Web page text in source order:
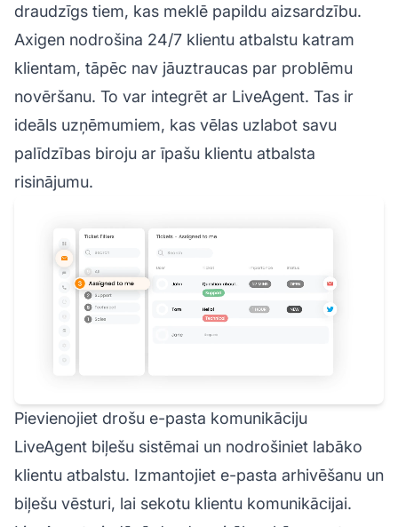
draudzīgs tiem, kas meklē papildu aizsardzību.
Axigen nodrošina 24/7 klientu atbalstu katram
klientam, tāpēc nav jāuztraucas par problēmu
novēršanu. To var integrēt ar LiveAgent. Tas ir
ideāls uzņēmumiem, kas vēlas uzlabot savu
palīdzības biroju ar īpašu klientu atbalsta
risinājumu.
Pievienojiet drošu e-pasta komunikāciju
LiveAgent biļešu sistēmai un nodrošiniet labāko
klientu atbalstu. Izmantojiet e-pasta arhivēšanu un
biļešu vēsturi, lai sekotu klientu komunikācijai.